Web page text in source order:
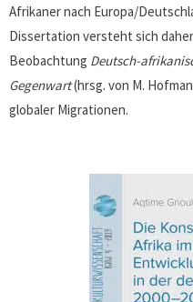
Afrikaner nach Europa/
Dissertation versteht sich
Beobachtung Deutsch-
Gegenwart(hrsg. von M.
globaler Migrationen.